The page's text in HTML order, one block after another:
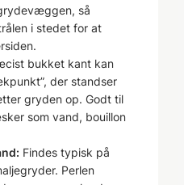
så
i stedet for at
bukket kant kan
der standser
gryden op. Godt til
som vand, bouillon
Findes typisk på
Perlen